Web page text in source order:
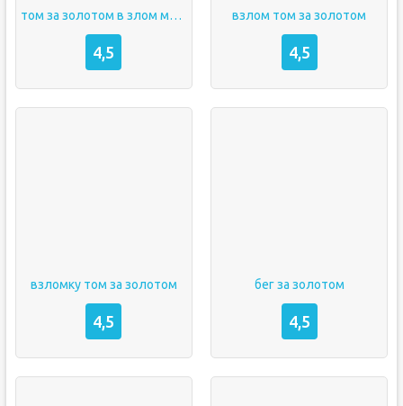
том за золотом в злом много денег и бомбочек и алмазов на андроид бесплатно
4,5
взлом том за золотом
4,5
взломку том за золотом
4,5
бег за золотом
4,5